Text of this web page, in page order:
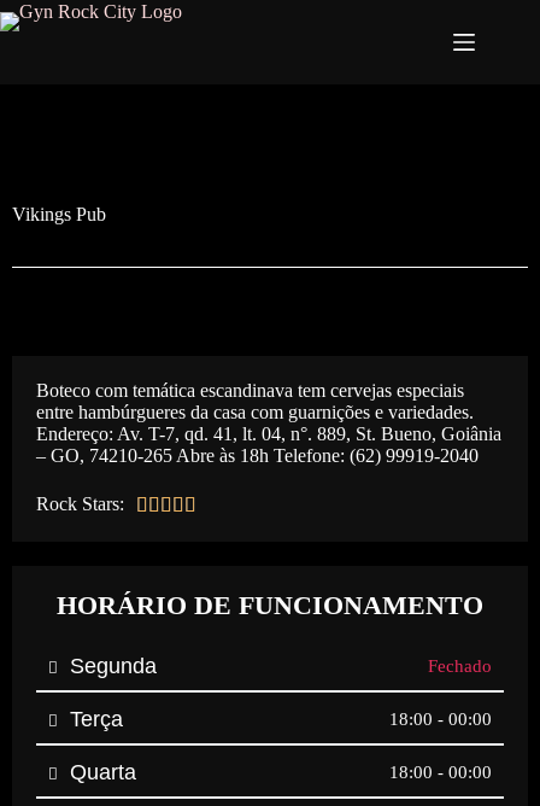
Vikings Pub
Boteco com temática escandinava tem cervejas especiais
entre hambúrgueres da casa com guarnições e variedades.
Endereço: Av. T-7, qd. 41, lt. 04, n°. 889, St. Bueno, Goiânia
– GO, 74210-265 Abre às 18h Telefone: (62) 99919-2040
Rock Stars:     
HORÁRIO DE FUNCIONAMENTO
Segunda Fechado
Terça 18:00 - 00:00
Quarta 18:00 - 00:00